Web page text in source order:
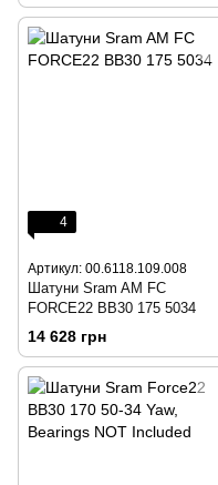
4
Артикул: 00.6118.109.008
Шатуни Sram AM FC
FORCE22 BB30 175 5034
14 628 грн